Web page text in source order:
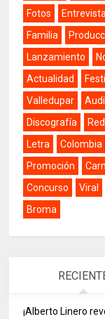
Fotos
Familia
Lanzamiento
Actualidad
Valledupar
Discografía
Letra
Colombia
Promoción
Concurso
Viral
Broma
¡Alberto Linero